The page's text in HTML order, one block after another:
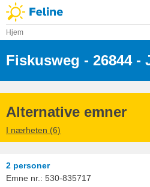
Hjem
Fiskusweg - 26844 -
Alternative emner
I nærheten (6)
2 personer
Emne nr.: 530-835717